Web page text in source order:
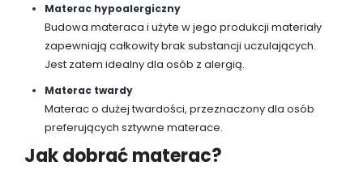
Materac hypoalergiczny
Budowa materaca i użyte w jego produkcji materiały
zapewniają całkowity brak substancji uczulających.
Jest zatem idealny dla osób z alergią.
Materac twardy
Materac o dużej twardości, przeznaczony dla osób
preferujących sztywne materace.
Jak dobrać materac?